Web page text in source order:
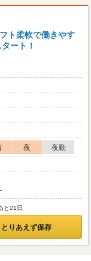
ト柔軟で働きやす
ート！
夜
夜勤
と21日
とりあえず保存